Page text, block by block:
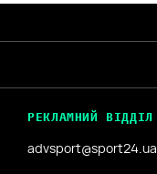
РЕКЛАМНИЙ ВІДДІЛ
advsport@sport24.ua